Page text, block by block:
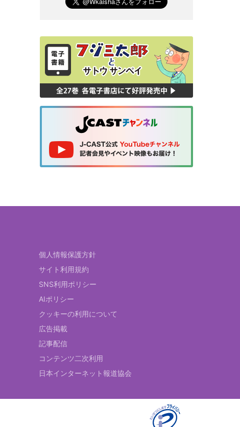
個人情報保護方針
サイト利用規約
SNS利用ポリシー
AIポリシー
クッキーの利用について
広告掲載
記事配信
コンテンツ二次利用
日本インターネット報道協会